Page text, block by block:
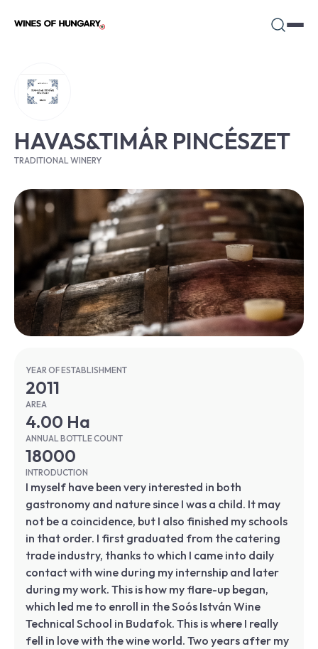
HAVAS&TIMÁR PINCÉSZET
TRADITIONAL WINERY
YEAR OF ESTABLISHMENT
2011
AREA
4.00 Ha
ANNUAL BOTTLE COUNT
18000
INTRODUCTION
I myself have been very interested in both
gastronomy and nature since I was a child. It may
not be a coincidence, but I also finished my schools
in that order. I first graduated from the catering
trade industry, thanks to which I came into daily
contact with wine during my internship and later
during my work. This is how my flare-up began,
which led me to enroll in the Soós István Wine
Technical School in Budafok. This is where I really
fell in love with the wine world. Two years after my